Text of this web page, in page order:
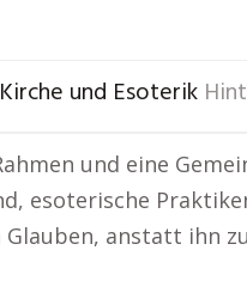
und Esoterik
und eine
esoterische
anstatt ihn